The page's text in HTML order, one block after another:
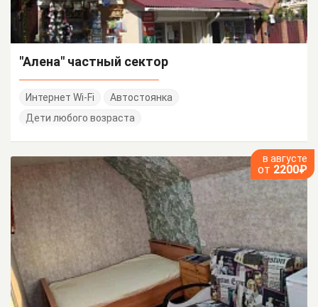
"Алена" частный сектор
Интернет Wi-Fi
Автостоянка
Дети любого возраста
в августе
от 2200₽